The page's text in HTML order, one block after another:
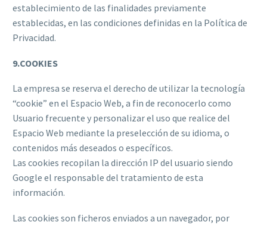
establecimiento de las finalidades previamente
establecidas, en las condiciones definidas en la Política de
Privacidad.
9.COOKIES
La empresa se reserva el derecho de utilizar la tecnología
“cookie” en el Espacio Web, a fin de reconocerlo como
Usuario frecuente y personalizar el uso que realice del
Espacio Web mediante la preselección de su idioma, o
contenidos más deseados o específicos.
Las cookies recopilan la dirección IP del usuario siendo
Google el responsable del tratamiento de esta
información.
Las cookies son ficheros enviados a un navegador, por